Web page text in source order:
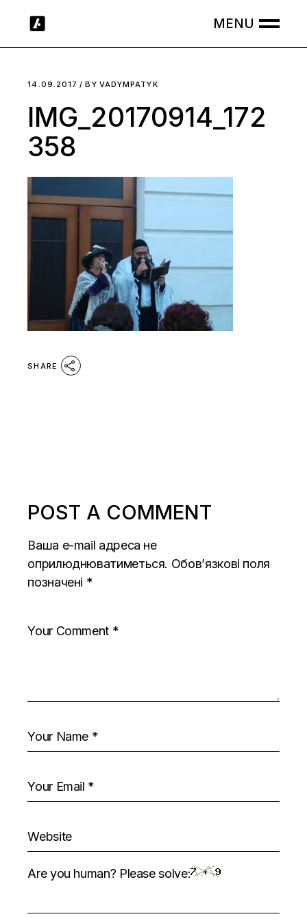
14.09.2017 BY VADYMPATYK
IMG_20170914_172
358
SHARE
POST A COMMENT
Ваша e-mail адреса не
оприлюднюватиметься. Обов’язкові поля
позначені *
Are you human? Please solve: